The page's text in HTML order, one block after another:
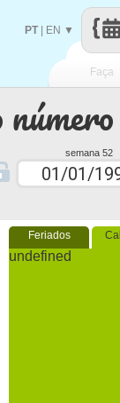
semana 52
Feriados
undefined
Faça
PT| EN ▼